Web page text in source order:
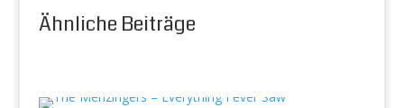
Ähnliche Beiträge